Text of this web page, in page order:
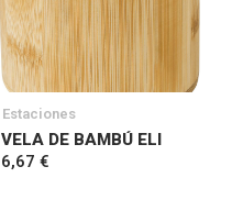
Estaciones
VELA DE BAMBÚ ELI
6,67 €